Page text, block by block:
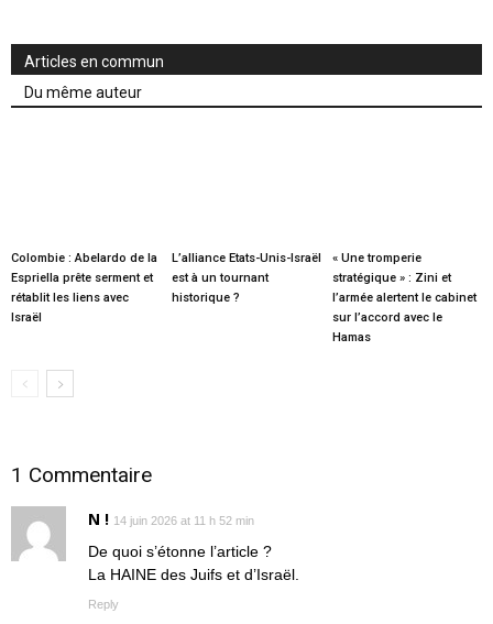
Articles en commun
Du même auteur
Colombie : Abelardo de la
Espriella prête serment et
rétablit les liens avec
Israël
L’alliance Etats-Unis-Israël
est à un tournant
historique ?
« Une tromperie
stratégique » : Zini et
l’armée alertent le cabinet
sur l’accord avec le
Hamas
1 Commentaire
N ! 14 juin 2026 at 11 h 52 min
De quoi s’étonne l’article ?
La HAINE des Juifs et d’Israël.
Reply